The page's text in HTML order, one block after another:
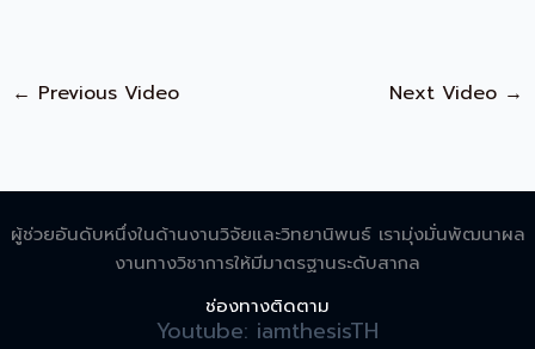
← Previous Video Next Video →
ผู้ช่วยอันดับหนึ่งในด้านงานวิจัยและวิทยานิพนธ์ เรามุ่งมั่นพัฒนาผล
งานทางวิชาการให้มีมาตรฐานระดับสากล
ช่องทางติดตาม
Youtube: iamthesisTH